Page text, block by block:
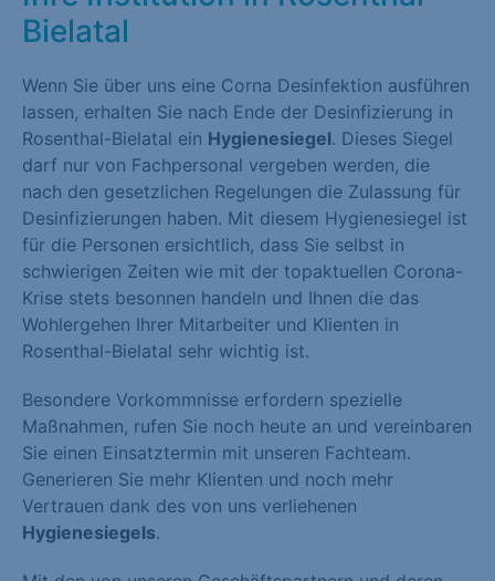
Bielatal
Wenn Sie über uns eine Corna Desinfektion ausführen
lassen, erhalten Sie nach Ende der Desinfizierung in
Rosenthal-Bielatal ein Hygienesiegel. Dieses Siegel
darf nur von Fachpersonal vergeben werden, die
nach den gesetzlichen Regelungen die Zulassung für
Desinfizierungen haben. Mit diesem Hygienesiegel ist
für die Personen ersichtlich, dass Sie selbst in
schwierigen Zeiten wie mit der topaktuellen Corona-
Krise stets besonnen handeln und Ihnen die das
Wohlergehen Ihrer Mitarbeiter und Klienten in
Rosenthal-Bielatal sehr wichtig ist.
Besondere Vorkommnisse erfordern spezielle
Maßnahmen, rufen Sie noch heute an und vereinbaren
Sie einen Einsatztermin mit unseren Fachteam.
Generieren Sie mehr Klienten und noch mehr
Vertrauen dank des von uns verliehenen
Hygienesiegels.